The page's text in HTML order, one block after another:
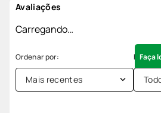
Avaliações
Carregando…
Faça
Mais recentes